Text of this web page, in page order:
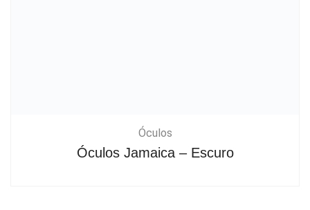
Óculos
Óculos Jamaica – Escuro